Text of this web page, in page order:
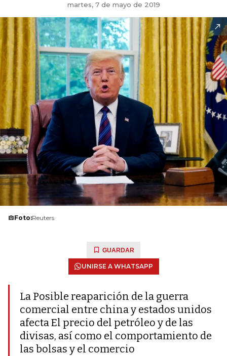
martes, 7 de mayo de 2019
Foto:Reuters
GUARDAR
UNIRSE A WHATSAPP
La Posible reaparición de la guerra
comercial entre china y estados unidos
afecta El precio del petróleo y de las
divisas, así como el comportamiento de
las bolsas y el comercio